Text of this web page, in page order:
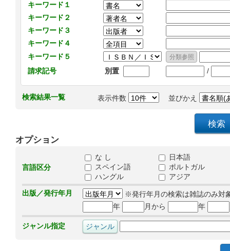
キーワード１
キーワード２
キーワード３
キーワード４
キーワード５
請求記号
別置 /
検索結果一覧 表示件数 並びかえ
オプション
言語区分
な し
日本語
スペイン語
ポルトガル
ハングル
アジア
出版／発行年月
※発行年月の検索は雑誌のみ対
年
月から 年
ジャンル指定